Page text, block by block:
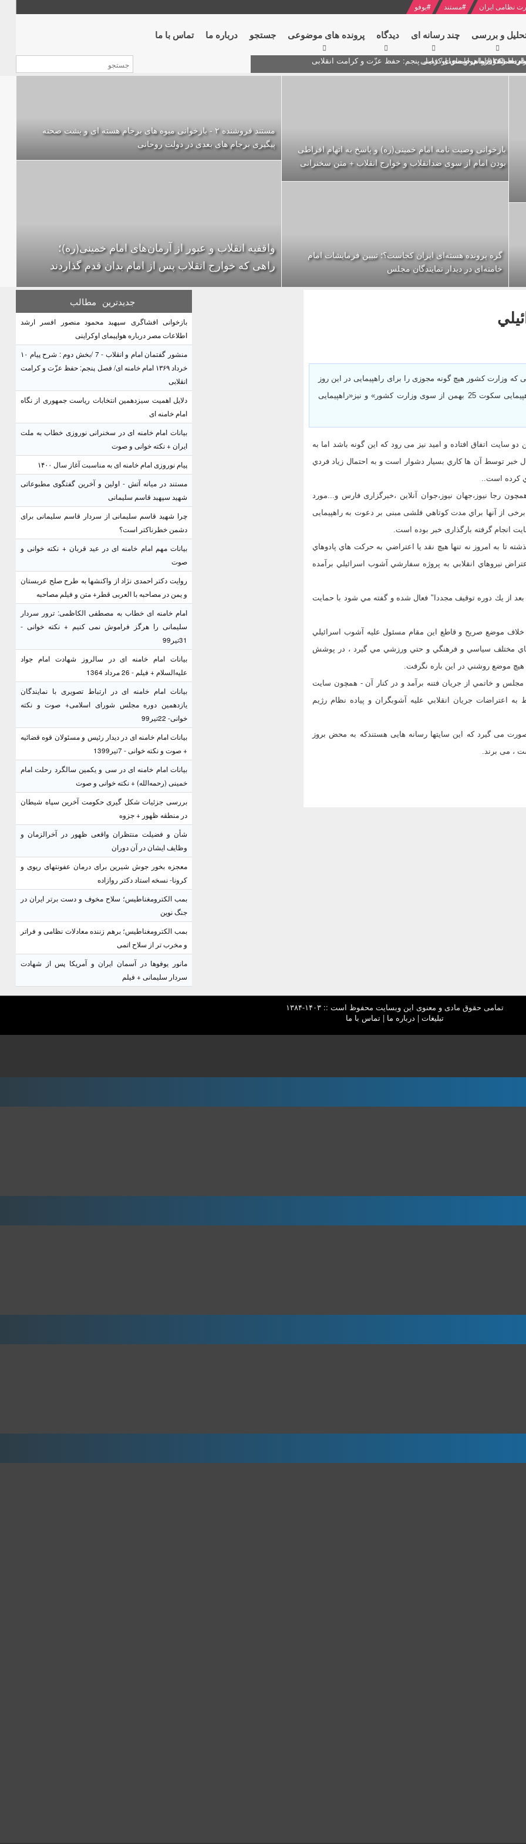
نظامی ایران #مستند #یوفو
و بررسی چند رسانه ای دیدگاه‌ پرونده های موضوعی جستجو درباره ما تماس با ما
درباره هواپیمای اوکراینی
خامنه ای
+ نکته خوانی و صوت
بازخوانی وصیت نامه امام خمینی(ره) و پاسخ به اتهام افراطی
بودن امام از سوی ضدانقلاب و خوارج انقلاب + متن سخنرانی
گره پرونده‌ هسته‌ای ایران کجاست؟؛ تبیین فرمایشات امام
خامنه‌ای در دیدار نمایندگان مجلس
مستند فروشنده ۲ - بازخوانی میوه های برجام هسته ای و پشت صحنه
پیگیری برجام های بعدی در دولت روحانی
واقفیه‌ انقلاب و عبور از آرمان‌های امام خمینی(ره)؛
راهی که خوارج انقلاب پس از امام بدان قدم گذاردند
نیوز» 25 بهمن در حالی که وزارت کشور هیچ گونه مجوزی را برای راهپیمایی در این روز
صادر نکرده بود ،به جعل دو خبر«صدور مجوز راهپیمایی سکوت 25 بهمن از سوی وزارت کشور» و نیز«راهپیمایی
اتفاق افتاده و امید نیز می رود که این گونه باشد اما به
خبر توسط آن ها كاري بسيار دشوار است و به احتمال زياد فردي
كرده است..
رجا نیوز،جهان نیوز،جوان آنلاین ،خبرگزاری فارس و...مورد
برخی از آنها براي مدت كوتاهي فلشی مبنی بر دعوت به راهپیمایی
تا به امروز نه تنها هیچ نقد يا اعتراضي به حركت هاي پادوهاي
نيروهاي انقلابي به پروژه سفارشي آشوب اسرائيلي برآمده
مستقيم و فعالي داشت ، بعد از يك دوره توقيف مجددا" فعال شده و گفته مي شود با حمايت
موضع صريح و قاطع اين مقام مسئول عليه آشوب اسرائيلي
هاي مختلف سياسي و فرهنگي و حتي ورزشي مي گيرد ، در پوشش
و هيچ موضع روشني در اين باره نگرفت.
و خاتمي از جريان فتنه برآمد و در كنار آن - همچون سايت
اعتراضات جريان انقلابي عليه آشوبگران و پياده نظام رژيم
می گیرد که این سایتها رسانه هایی هستندکه به محض بروز
، می برند.
جدیدترین مطالب
بازخوانی افشاگری سپهبد محمود منصور افسر ارشد
اطلاعات مصر درباره هواپیمای اوکراینی
منشور گفتمان امام و انقلاب - 7 /بخش دوم : شرح پیام ۱۰
خرداد ۱۳۶۹ امام خامنه ای/ فصل پنجم: حفظ عزّت و کرامت
انقلابی
دلایل اهمیت سیزدهمین انتخابات ریاست جمهوری از نگاه
امام خامنه ای
بیانات امام خامنه ای در سخنرانی نوروزی خطاب به ملت
ایران + نکته خوانی و صوت
پیام نوروزی امام خامنه ای به مناسبت آغاز سال ۱۴۰۰
مستند در میانه آتش - اولین و آخرین گفتگوی مطبوعاتی
شهید سپهبد قاسم سلیمانی
چرا شهید قاسم سلیمانی از سردار قاسم سلیمانی برای
دشمن خطرناکتر است؟
بیانات مهم امام خامنه ای در عید قربان + نکته خوانی و
صوت
روایت دکتر احمدی نژاد از واکنشها به طرح صلح عربستان
و یمن در مصاحبه با العربی قطر+ متن و فیلم مصاحبه
امام خامنه ای خطاب به مصطفی الکاظمی: ترور سردار
سلیمانی را هرگز فراموش نمی کنیم + نکته خوانی -
31تیر99
بیانات امام خامنه ای در سالروز شهادت امام جواد
علیه‌السلام + فیلم - 26 مرداد 1364
بیانات امام خامنه ای در ارتباط تصویری با نمایندگان
یازدهمین دوره مجلس شورای اسلامی+ صوت و نکته
خوانی- 22تیر99
بیانات امام خامنه ای در دیدار رئیس و مسئولان قوه قضائیه
+ صوت و نکته خوانی - 7تیر1399
بیانات امام خامنه ای در سی و یکمین سالگرد رحلت امام
خمینی (رحمه‌الله) + نکته خوانی و صوت
بررسی جزئیات شکل گیری حکومت آخرین سپاه شیطان
در منطقه ظهور + جزوه
شأن و فضیلت منتظران واقعی ظهور در آخرالزمان و
وظایف ایشان در آن دوران
معجزه بخور جوش شیرین برای درمان عفونتهای ریوی و
کرونا- نسخه استاد دکتر روازاده
بمب الکترومغناطیس؛ سلاح مخوف و دست برتر ایران در
جنگ نوین
بمب الکترومغناطیس؛ برهم زننده معادلات نظامی و فراتر
و مخرب تر از سلاح اتمی
مانور یوفوها در آسمان ایران و آمریکا پس از شهادت
سردار سلیمانی + فیلم
تمامی حقوق مادی و معنوی این وبسایت محفوظ است :: ۱۴۰۳-۱۳۸۴
تبلیغات | درباره ما |تماس با ما